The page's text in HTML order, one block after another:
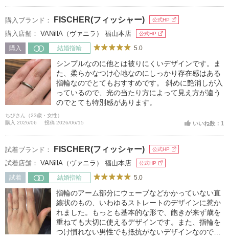
購入ブランド： FISCHER(フィッシャー) 公式HP
購入店舗： VANillA（ヴァニラ） 福山本店 公式HP
購入 結婚指輪 5.0
シンプルなのに他とは被りにくいデザインです。ま
た、柔らかなつけ心地なのにしっかり存在感はある
指輪なのでとてもおすすめです。 斜めに艶消しが入
っているので、光の当たり方によって見え方が違う
のでとても特別感があります。
ちびさん（23歳・女性）
購入 2026/06
投稿 2026/06/15 いいね数：1
試着ブランド： FISCHER(フィッシャー) 公式HP
試着店舗： VANillA（ヴァニラ） 福山本店 公式HP
試着 結婚指輪 5.0
指輪のアーム部分にウェーブなどかかっていない直
線状のもの、いわゆるストレートのデザインに惹か
れました。もっとも基本的な形で、飽きが来ず歳を
重ねても大切に使えるデザインです。また、指輪を
つけ慣れない男性でも抵抗がないデザインなのでこ